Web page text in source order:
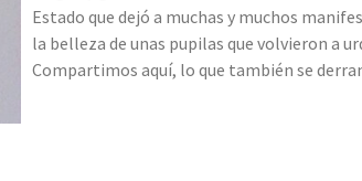
Estado que dejó a muchas y muchos
la belleza de unas pupilas que volvieron a
Compartimos aquí, lo que también se